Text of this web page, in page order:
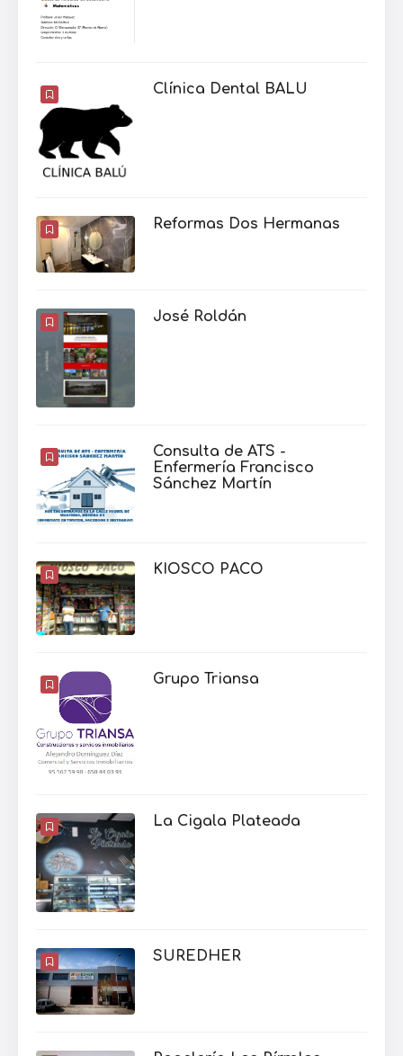
Clínica Dental BALU
Reformas Dos Hermanas
José Roldán
Consulta de ATS -
Enfermería Francisco
Sánchez Martín
KIOSCO PACO
Grupo Triansa
La Cigala Plateada
SUREDHER